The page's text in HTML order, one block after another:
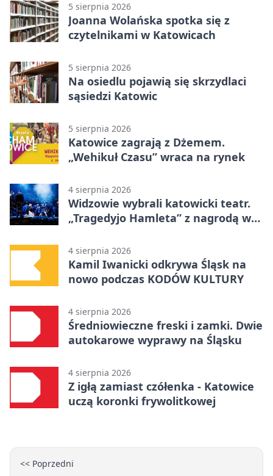
5 sierpnia 2026
Joanna Wolańska spotka się z
czytelnikami w Katowicach
5 sierpnia 2026
Na osiedlu pojawią się skrzydlaci
sąsiedzi Katowic
5 sierpnia 2026
Katowice zagrają z Dżemem.
„Wehikuł Czasu” wraca na rynek
4 sierpnia 2026
Widzowie wybrali katowicki teatr.
„Tragedyjo Hamleta” z nagrodą w
4 sierpnia 2026
Kamil Iwanicki odkrywa Śląsk na
nowo podczas KODÓW KULTURY
4 sierpnia 2026
Średniowieczne freski i zamki. Dwie
autokarowe wyprawy na Śląsku
4 sierpnia 2026
Z igłą zamiast czółenka - Katowice
uczą koronki frywolitkowej
<< Poprzedni